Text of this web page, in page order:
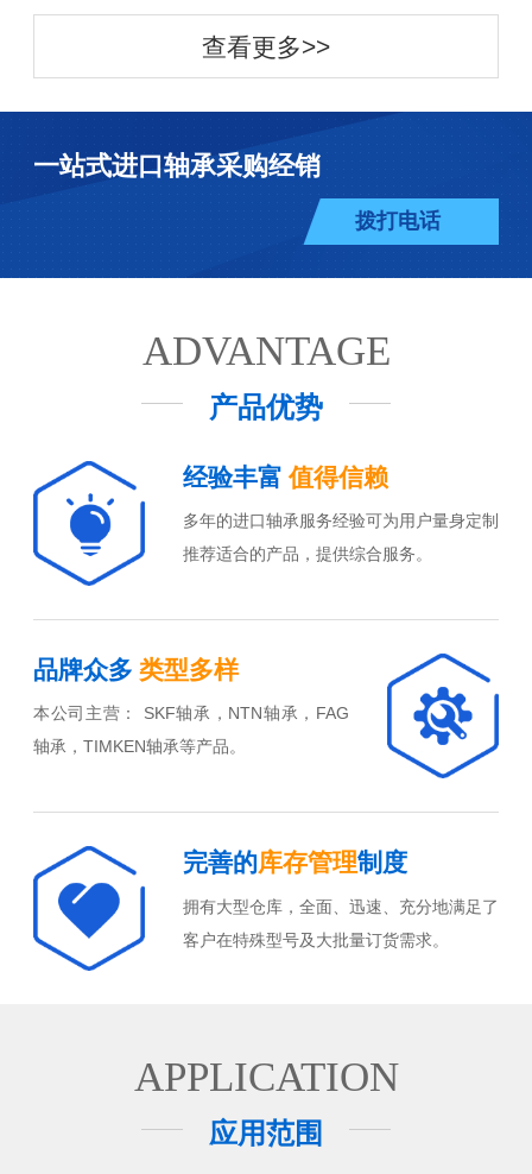
查看更多>>
一站式进口轴承采购经销
拨打电话
ADVANTAGE
产品优势
经验丰富值得信赖
多年的进口轴承服务经验可为用户量身定制
推荐适合的产品，提供综合服务。
品牌众多 类型多样
本公司主营： SKF轴承，NTN轴承，FAG
轴承，TIMKEN轴承等产品。
完善的库存管理制度
拥有大型仓库，全面、迅速、充分地满足了
客户在特殊型号及大批量订货需求。
APPLICATION
应用范围